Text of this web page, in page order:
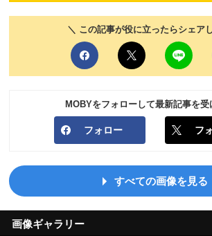
＼ この記事が役に立ったらシェア
MOBYをフォローして最新記事を受
フォロー フ
すべての画像を見る
画像ギャラリー